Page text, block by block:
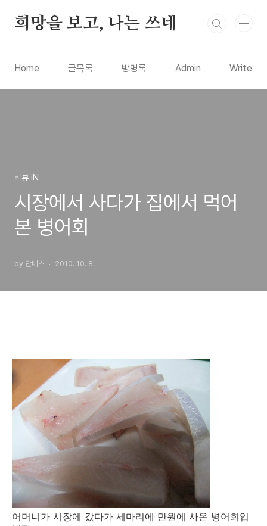
희망을 보고, 나는 쓰네
Home 글목록 방명록 Admin Write
리뷰 iN
시장에서 사다가 집에서 먹어
본 병어회
by 단비스 2010. 10. 8.
어머니가 시장에 갔다가 세마리에 만원에 사온 병어회입